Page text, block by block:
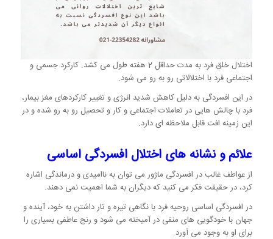
اختلال خلق فرد به مدت حداقل 2 هفته طول می کشد. کارکرد جسمی و
اجتماعی فرد با اختلالاتی رو به رو می شود.
در این افسردگی به دلیل کاهش شدید انرژی و تغییر کارکردهای مغز بیمار،
فرد با چالش هایی در تعاملات اجتماعی و کار و تحصیل رو به رو شده و در
این زمینه افت قابل ملاحظه ای دارد.
علائم و نشانه های اختلال افسردگی اساسی
از عواطف غالب در افسردگی ماژور می توان به ناامیدی و درماندگی اشاره
کرد، در حقیقت فکر می کنید که دیگران به شما اهمیت نمی دهند.
در افسردگی اساسی روحیه فرد با نگاهی تیره و تار داشتن به خود، آینده و
جهان با خودگویی های منفی در آمیخته می شود و رنج عاطفی بسیاری را
برای او به وجود می آورد.